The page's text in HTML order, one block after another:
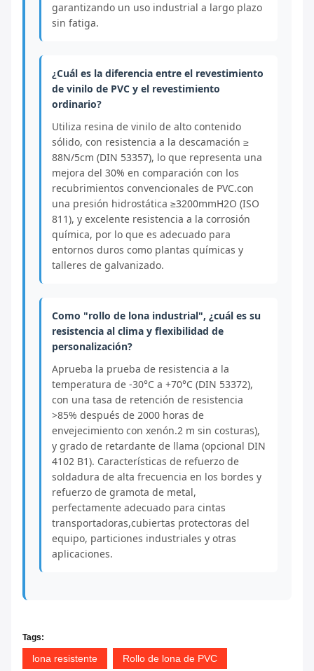
garantizando un uso industrial a largo plazo
sin fatiga.
¿Cuál es la diferencia entre el revestimiento
de vinilo de PVC y el revestimiento
ordinario?
Utiliza resina de vinilo de alto contenido
sólido, con resistencia a la descamación ≥
88N/5cm (DIN 53357), lo que representa una
mejora del 30% en comparación con los
recubrimientos convencionales de PVC.con
una presión hidrostática ≥3200mmH2O (ISO
811), y excelente resistencia a la corrosión
química, por lo que es adecuado para
entornos duros como plantas químicas y
talleres de galvanizado.
Como "rollo de lona industrial", ¿cuál es su
resistencia al clima y flexibilidad de
personalización?
Aprueba la prueba de resistencia a la
temperatura de -30°C a +70°C (DIN 53372),
con una tasa de retención de resistencia
>85% después de 2000 horas de
envejecimiento con xenón.2 m sin costuras),
y grado de retardante de llama (opcional DIN
4102 B1). Características de refuerzo de
soldadura de alta frecuencia en los bordes y
refuerzo de gramota de metal,
perfectamente adecuado para cintas
transportadoras,cubiertas protectoras del
equipo, particiones industriales y otras
aplicaciones.
Tags:
lona resistente Rollo de lona de PVC